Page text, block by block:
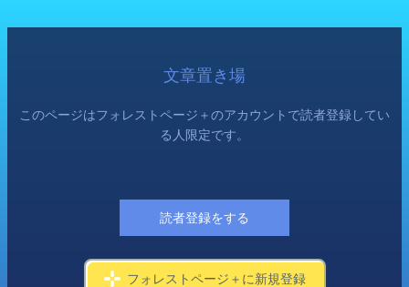
文章置き場
このページはフォレストページ＋のアカウントで読者登録してい
る人限定です。
読者登録をする
フォレストページ＋に新規登録